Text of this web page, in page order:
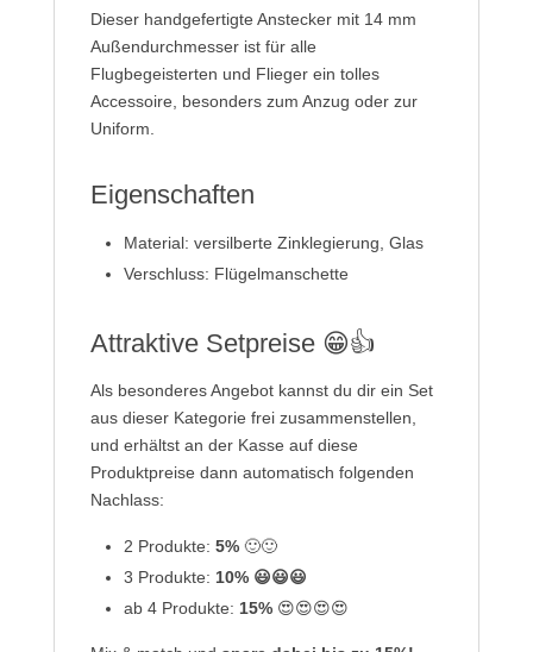
Dieser handgefertigte Anstecker mit 14 mm
Außendurchmesser ist für alle
Flugbegeisterten und Flieger ein tolles
Accessoire, besonders zum Anzug oder zur
Uniform.
Eigenschaften
Material: versilberte Zinklegierung, Glas
Verschluss: Flügelmanschette
Attraktive Setpreise 😁👍
Als besonderes Angebot kannst du dir ein Set
aus dieser Kategorie frei zusammenstellen,
und erhältst an der Kasse auf diese
Produktpreise dann automatisch folgenden
Nachlass:
2 Produkte: 5% 🙂🙂
3 Produkte: 10% 😃😃😃
ab 4 Produkte: 15%😍😍😍😍